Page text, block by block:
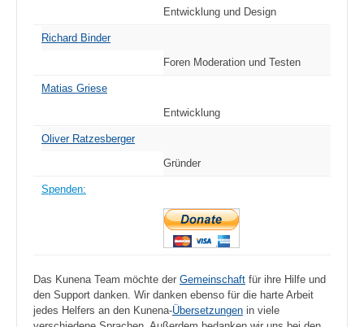
Entwicklung und Design
Richard Binder
Foren Moderation und Testen
Matias Griese
Entwicklung
Oliver Ratzesberger
Gründer
Spenden:
Das Kunena Team möchte der Gemeinschaft für ihre Hilfe und
den Support danken. Wir danken ebenso für die harte Arbeit
jedes Helfers an den Kunena-Übersetzungen in viele